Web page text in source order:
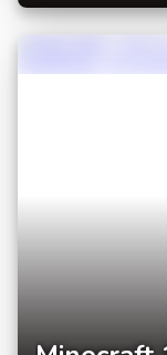
raportowania